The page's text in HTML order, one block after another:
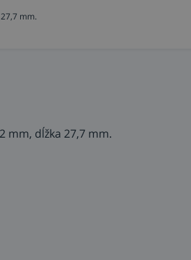
mm.
mm, dĺžka 27,7 mm.